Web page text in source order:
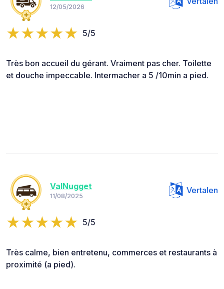
12/05/2026
5/5
Très bon accueil du gérant. Vraiment pas cher. Toilette
et douche impeccable. Intermacher a 5 /10min a pied.
ValNugget
11/08/2025
Vertalen
5/5
Très calme, bien entretenu, commerces et restaurants à
proximité (a pied).